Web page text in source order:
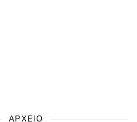
ΑΡΧΕΙΟ